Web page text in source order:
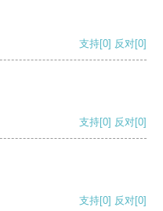
支持[0] 反对[0]
支持[0] 反对[0]
支持[0] 反对[0]